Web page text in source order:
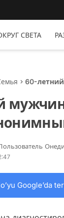
СВЕТА
60-
Google’da